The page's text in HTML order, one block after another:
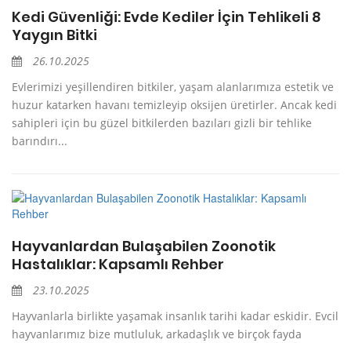
Kedi Güvenliği: Evde Kediler İçin Tehlikeli 8
Yaygın Bitki
26.10.2025
Evlerimizi yeşillendiren bitkiler, yaşam alanlarımıza estetik ve
huzur katarken havanı temizleyip oksijen üretirler. Ancak kedi
sahipleri için bu güzel bitkilerden bazıları gizli bir tehlike
barındırı...
Hayvanlardan Bulaşabilen Zoonotik
Hastalıklar: Kapsamlı Rehber
23.10.2025
Hayvanlarla birlikte yaşamak insanlık tarihi kadar eskidir. Evcil
hayvanlarımız bize mutluluk, arkadaşlık ve birçok fayda